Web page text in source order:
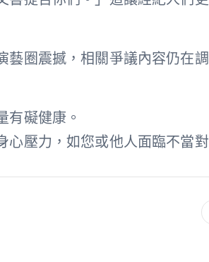
藝圈震撼，相關爭議內容仍在
有礙健康。
心壓力，如您或他人面臨不當